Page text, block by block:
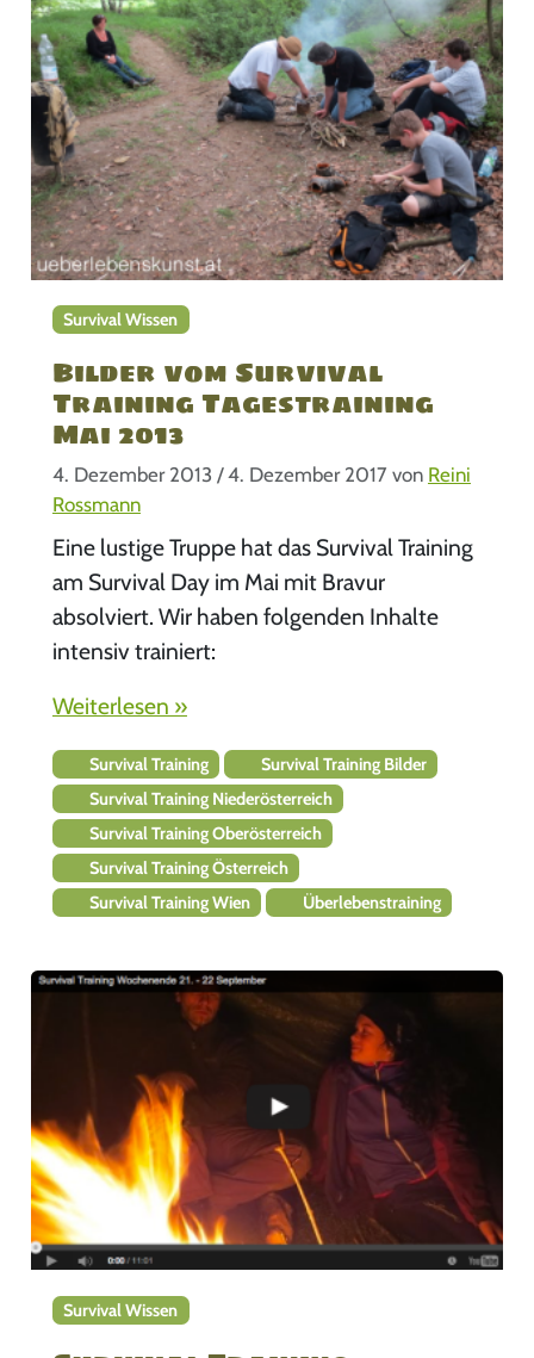
Survival Wissen
Bilder vom Survival
Training Tagestraining
Mai 2013
4. Dezember 2013 / 4. Dezember 2017 von Reini
Rossmann
Eine lustige Truppe hat das Survival Training
am Survival Day im Mai mit Bravur
absolviert. Wir haben folgenden Inhalte
intensiv trainiert:
Weiterlesen »
Survival Training
Survival Training Bilder
Survival Training Niederösterreich
Survival Training Oberösterreich
Survival Training Österreich
Survival Training Wien
Überlebenstraining
Survival Wissen